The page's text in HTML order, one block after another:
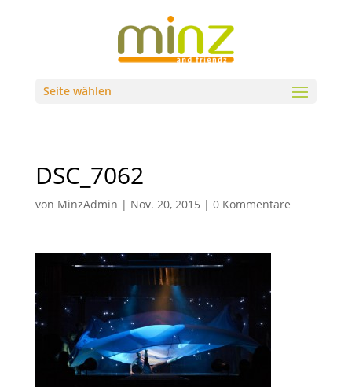
Seite wählen
DSC_7062
von MinzAdmin | Nov. 20, 2015 | 0 Kommentare